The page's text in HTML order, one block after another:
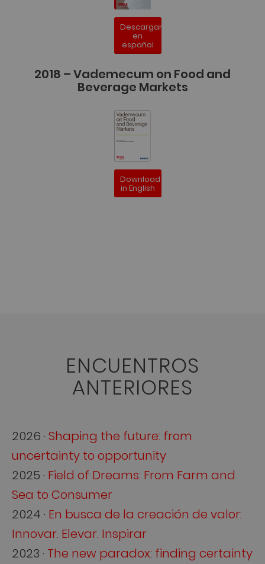
Descargar
en
español
2018 – Vademecum on Food and
Beverage Markets
Download
in English
ENCUENTROS
ANTERIORES
2026 · Shaping the future: from
uncertainty to opportunity
2025 · Field of Dreams: From Farm and
Sea to Consumer
2024 · En busca de la creación de valor:
Innovar. Elevar. Inspirar
2023 · The new paradox: finding certainty